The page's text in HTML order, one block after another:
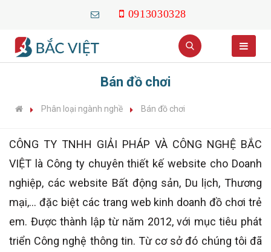
0913030328
Bán đồ chơi
Phân loại ngành nghề Bán đồ chơi
CÔNG TY TNHH GIẢI PHÁP VÀ CÔNG NGHỆ BẮC
VIỆT là Công ty chuyên thiết kế website cho Doanh
nghiệp, các website Bất động sản, Du lịch, Thương
mại,... đặc biệt các trang web kinh doanh đồ chơi trẻ
em. Được thành lập từ năm 2012, với mục tiêu phát
triển Công nghệ thông tin. Từ cơ sở đó chúng tôi đã